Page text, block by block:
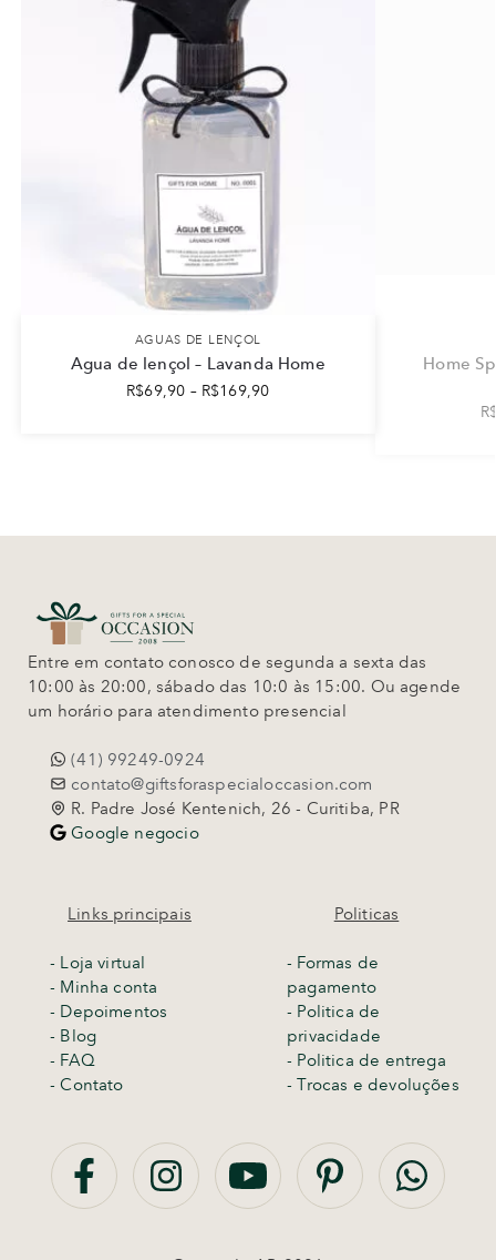
AGUAS DE LENÇOL
Agua de lençol – Lavanda Home
R$69,90 – R$169,90
Home
Entre em contato conosco de segunda a sexta das
10:00 às 20:00, sábado das 10:0 às 15:00. Ou agende
um horário para atendimento presencial
(41) 99249-0924
contato@giftsforaspecialoccasion.com
R. Padre José Kentenich, 26 - Curitiba, PR
Google negocio
Links principais
- Loja virtual
- Minha conta
- Depoimentos
- Blog
- FAQ
- Contato
Politicas
- Formas de
pagamento
- Politica de
privacidade
- Politica de entrega
-Trocas e devoluções